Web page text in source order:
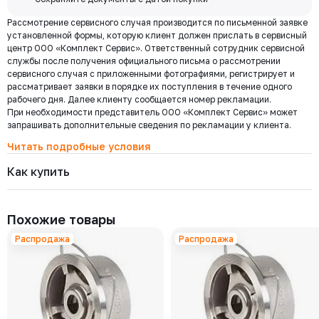
Обмен документами через Диадок это обмен и подписание
любых документов без дублирования на бумаге. Приглашаем Вас
приступить к работе по обмену документами в электронном
виде.
Подробнее
Москве и
области при
заказе от 30
000 ₽
Региональная доставка
Мы стремимся сократить издержки по доставке заказов для наших
клиентов!
Москве. Условия доставки до терминалов ТК в других городах
терминала ТК оплачиваются отдельно.
Самовывоз
Осуществляется с 8:00 до 17:30 после полной оплаты заказа и по
предварительной договоренности с менеджером. Важно: Ваш
представитель должен иметь надлежаще заполненную доверенность
или печать организации при получении груза.
Адрес склада
Рассмотрение сервисного случая производится по письменной заявке
установленной формы, которую клиент должен прислать в сервисный
центр ООО «Комплект Сервис». Ответственный сотрудник сервисной
службы после получения официального письма о рассмотрении
сервисного случая с приложенными фотографиями, регистрирует и
рассматривает заявки в порядке их поступления в течение одного
рабочего дня. Далее клиенту сообщается номер рекламации.
При необходимости представитель ООО «Комплект Сервис» может
запрашивать дополнительные сведения по рекламации у клиента.
Читать подробные условия
Как купить
Выберите товары и добавьте
их в корзину
Заполните данные, выберите
доставку
Похожие товары
Распродажа Распродажа